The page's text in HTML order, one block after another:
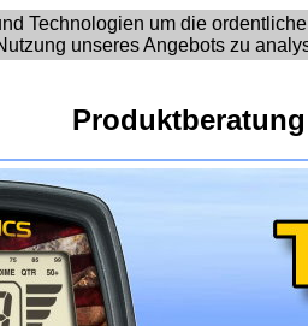
Technologien um die
unseres Angebots zu